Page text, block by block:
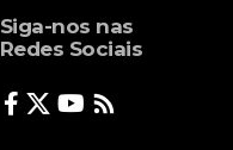
Siga-nos nas
Redes Sociais